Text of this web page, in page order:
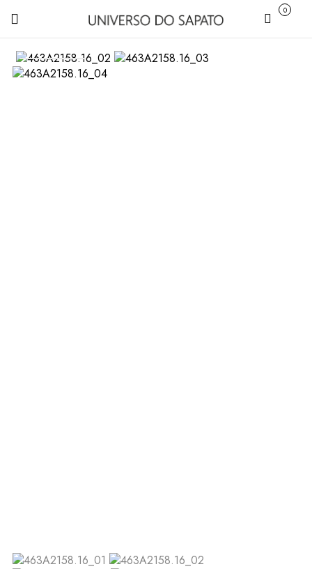
Carrinho
0